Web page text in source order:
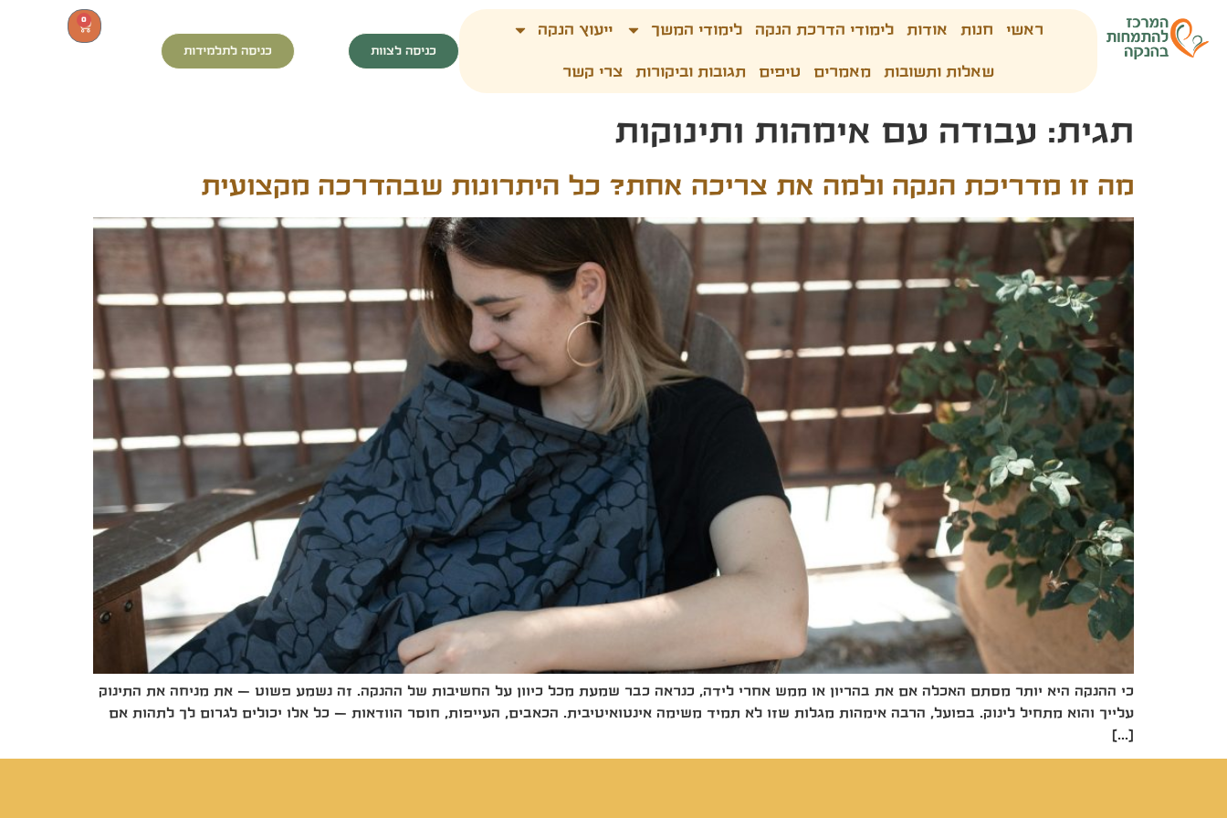
ראשי חנות אודות לימודי הדרכת הנקה לימודי המשך ייעוץ הנקה
שאלות ותשובות מאמרים טיפים תגובות וביקורות צרי קשר
כניסה לצוות כניסה לתלמידות
0
תגית: עבודה עם אימהות ותינוקות
מה זו מדריכת הנקה ולמה את צריכה אחת? כל היתרונות שבהדרכה מקצועית
כי ההנקה היא יותר מסתם האכלה אם את בהריון או ממש אחרי לידה, כנראה כבר שמעת מכל כיוון על החשיבות של ההנקה. זה נשמע פשוט – את מניחה את התינוק
עלייך והוא מתחיל לינוק. בפועל, הרבה אימהות מגלות שזו לא תמיד משימה אינטואיטיבית. הכאבים, העייפות, חוסר הוודאות – כל אלו יכולים לגרום לך לתהות אם
[…]